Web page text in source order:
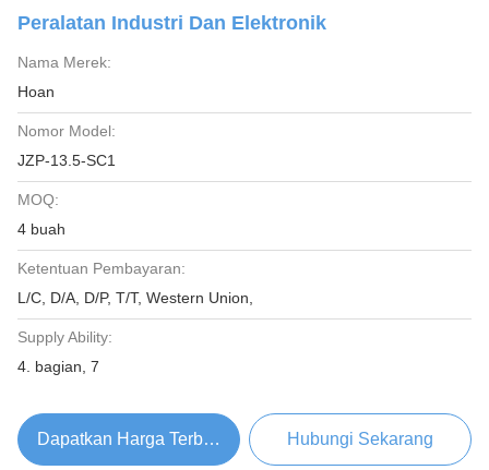
Peralatan Industri Dan Elektronik
Nama Merek:
Hoan
Nomor Model:
JZP-13.5-SC1
MOQ:
4 buah
Ketentuan Pembayaran:
L/C, D/A, D/P, T/T, Western Union,
Supply Ability:
4. bagian, 7
Dapatkan Harga Terbaik Hubungi Sekarang